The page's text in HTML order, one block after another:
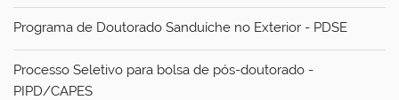
Programa de Doutorado Sanduíche no Exterior - PDSE
Processo Seletivo para bolsa de pós-doutorado -
PIPD/CAPES